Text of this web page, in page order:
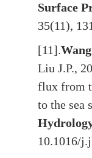
Surface
35(11),
[11].
Liu J.P.,
flux from
to the sea
10.1016/